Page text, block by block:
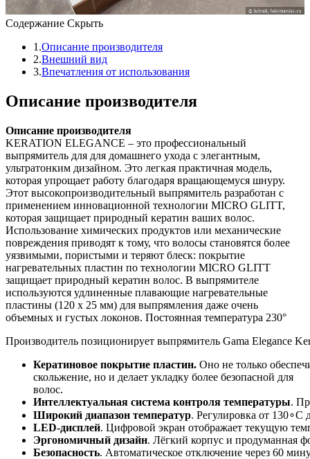
Содержание Скрыть
1.Описание производителя
2.Внешний вид
3.Впечатления от использования
Описание производителя
Описание производителя
KERATION ELEGANCE – это профессиональный
выпрямитель для для домашнего ухода с элегантным,
ультратонким дизайном. Это легкая практичная модель,
которая упрощает работу благодаря вращающемуся шнуру.
Этот высокопроизводительный выпрямитель разработан с
применением инновационной технологии MICRO GLITT,
которая защищает природный кератин ваших волос.
Использование химических продуктов или механические
повреждения приводят к тому, что волосы становятся более
уязвимыми, пористыми и теряют блеск: покрытие
нагревательных пластин по технологии MICRO GLITT
защищает природный кератин волос. В выпрямителе
используются удлиненные плавающие нагревательные
пластины (120 x 25 мм) для выпрямления даже очень
объемных и густых локонов. Постоянная температура 230°
Производитель позиционирует выпрямитель Gama Elegance
Кератиновое покрытие пластин. Оно не только
скольжение, но и делает укладку более безопасной для
волос.
Интеллектуальная система контроля температуры.
Широкий диапазон температур. Регулировка от
LED‑дисплей. Цифровой экран отображает текущую
Эргономичный дизайн. Лёгкий корпус и продуманная
Безопасность. Автоматическое отключение через 60